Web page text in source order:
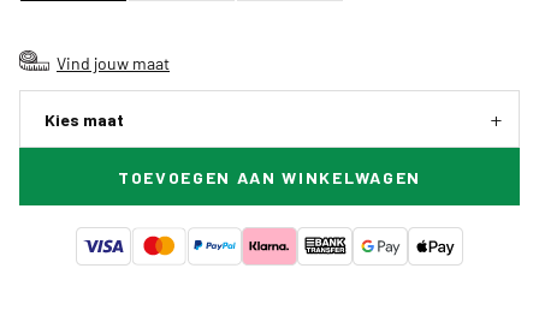
Vind jouw maat
Kies maat
TOEVOEGEN AAN WINKELWAGEN